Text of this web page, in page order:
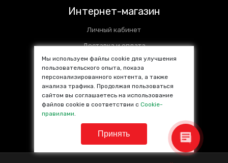
DAYTONA SAR 75% IR90
1 350 руб./ пог. м.
В корзину
Подробнее
DAYTONA SAR 85% IR60
1 450 руб./ пог. м.
Образцы тонировочной пленки Scorpio
Premium
Интернет-магазин
Личный кабинет
Доставка и оплата
Установочные центры
Контакты
SALE %
Популярные товары
Мы используем файлы cookie для улучшения
пользовательского опыта, показа
персонализированного контента, а также
анализа трафика. Продолжая пользоваться
сайтом вы соглашаетесь на использование
файлов cookie в соответствии сCookie-
правилами.
Принять